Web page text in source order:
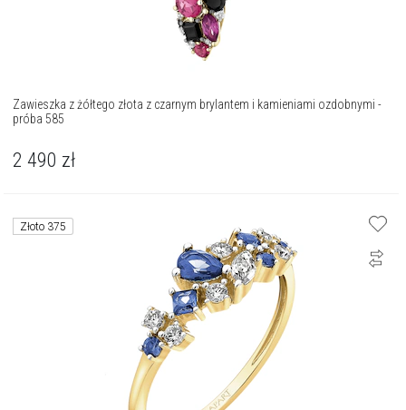
Zawieszka z żółtego złota z czarnym brylantem i kamieniami ozdobnymi -
próba 585
2 490 zł
Złoto 375